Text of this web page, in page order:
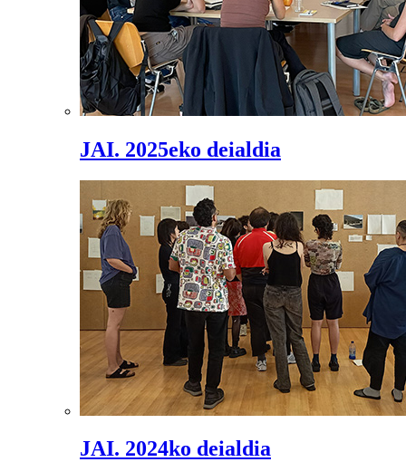
JAI. 2025eko deialdia
JAI. 2024ko deialdia